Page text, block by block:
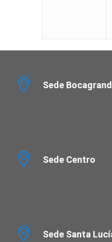
Sede
Sede Centro
Sede Santa